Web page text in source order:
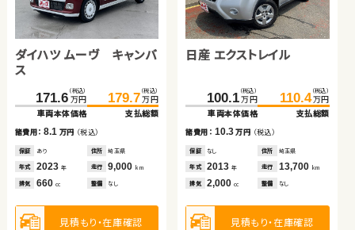
ダイハツ ムーヴ キャンバ
ス
171.6 （税込）
万円
車両本体価格
179.7 （税込）
万円
支払総額
諸費用：8.1 万円 （税込）
保証 あり 住所 埼玉県
年式 2023 年 走行 9,000 km
排気 660 cc 整備 なし
見積もり・在庫確認
日産 エクストレイル
100.1 （税込）
万円
車両本体価格
110.4 （税込）
万円
支払総額
諸費用： 10.3万円 （税込）
保証 なし 住所 埼玉県
年式 2013年 走行 13,700 km
排気 2,000cc 整備 なし
見積もり・在庫確認
スズキ アルト ＨＢ
33.4 （税込）
万円
車両本体価格
37.7 （税込）
万円
支払総額
諸費用：4.3 万円 （税込）
保証 なし 住所 岡山県
年式 2018 年 走行 64,400km
排気 660 cc 整備 なし
見積もり・在庫確認
トヨタ アルファード
537.7万円
車両本体価格
諸費用：12.0万円 （税込）
保証 あり 住所 埼玉県
排気 2,500cc 整備 法定整備付
ダイハツ タント
50.1（税込）
万円
56.6（税込）
万円
諸費用：6.5 万円（税込）
なし 群馬県
年式 2009年 走行
排気 660 整備 なし
見積もり・在庫確認
スズキ スイフト
157.7（税込）
万円
166.4
諸費用：8.7 万円（税込）
なし
年式 2018年 走行
排気 1,400 整備 法定整備付
見積もり・在庫確認